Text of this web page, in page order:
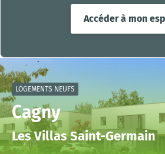
Accéder à mon
LOGEMENTS NEUFS
Cagny
Les Villas Saint-Germain